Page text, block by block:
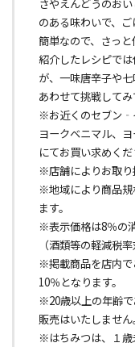
さやえんどうのお
のある味わいで、
簡単なので、さっ
紹介したレシピで
が、一味唐辛子や
あわせて挑戦してみ
※お近くのセブン‐
ヨークベニマル、
にてお買い求めくだ
※店舗によりお取り
※地域により商品
ます。
※表示価格は8％の
（酒類等の軽減税
※掲載商品を店内
10％となります。
※20歳以上の年齢
販売はいたしません
※はちみつは、１歳